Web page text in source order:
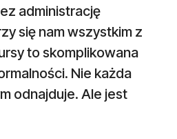
administrację
się nam wszystkim z
to skomplikowana
Nie każda
odnajduje. Ale jest